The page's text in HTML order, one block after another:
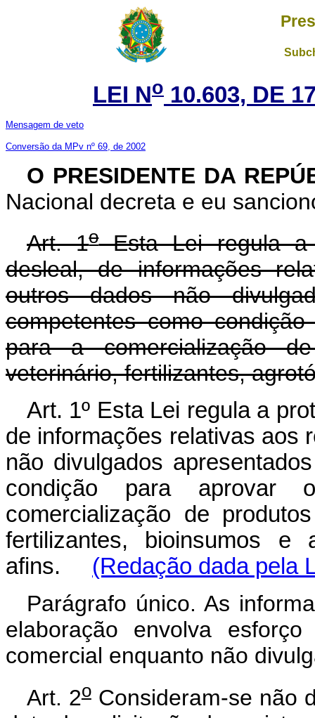
LEI No 10.603, DE
Mensagem de veto
Conversão da MPv nº 69, de 2002
O PRESIDENTE DA
Nacional decreta e eu
Art. 1oEsta Lei regula a
desleal, de informações
outros dados não
competentes como
para a comercialização
veterinário, fertilizantes,
Art. 1º Esta Lei regula a
de informações relativas aos
não divulgados
condição para
comercialização de
fertilizantes, bioinsumos e
afins. (Redação dada pela
Parágrafo único. As
elaboração envolva
comercial enquanto não
Art. 2oConsideram-se não